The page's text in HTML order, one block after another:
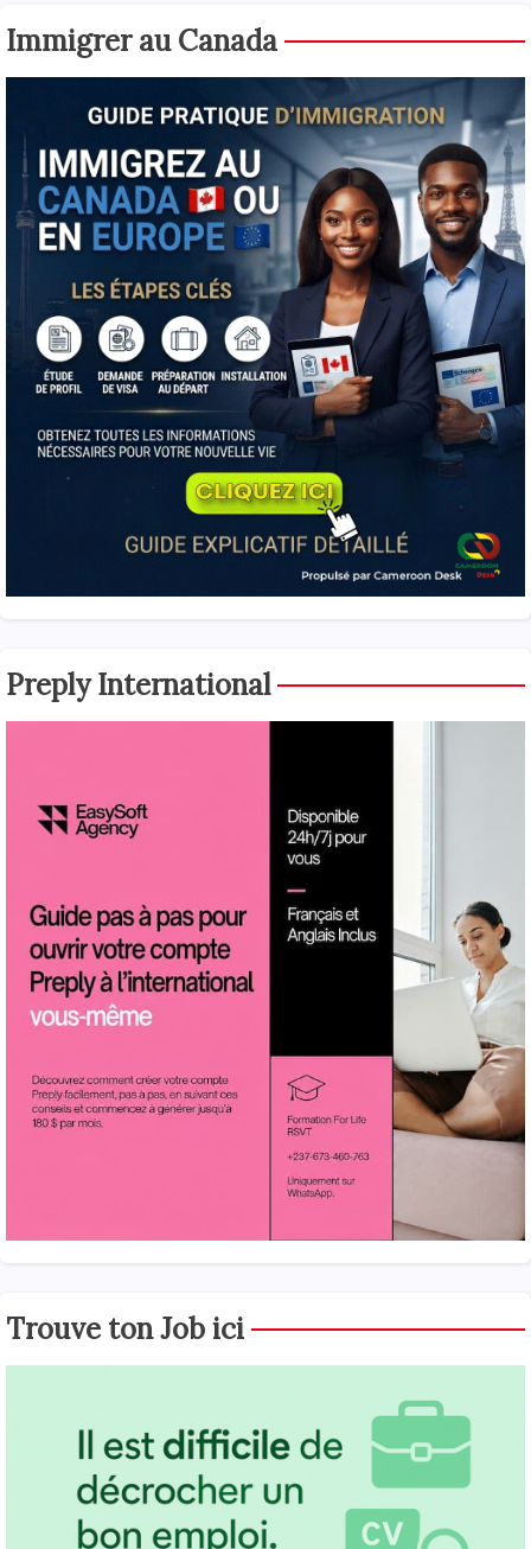
Immigrer au Canada
Preply International
Trouve ton Job ici